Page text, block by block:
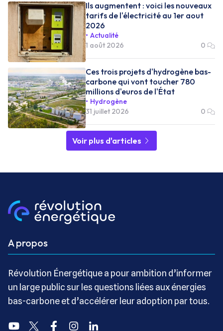
Ils augmentent : voici les nouveaux
tarifs de l'électricité au 1er aout
2026
Actualité
1 août 2026
0
Ces trois projets d'hydrogène bas-
carbone qui vont toucher 780
millions d'euros de l'État
Hydrogène
31 juillet 2026
0
Voir plus d'articles
A propos
Révolution Énergétique a pour ambition d’informer
un large public sur les questions liées aux énergies
bas-carbone et d’accélérer leur adoption par tous.
YoutubeTwitter FacebookInstagramLinkedin